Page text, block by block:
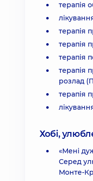
терапія
терапія
терапія
терапія
терапія
розлад
терапія
Хобі,
«Мені
Серед
Монте-